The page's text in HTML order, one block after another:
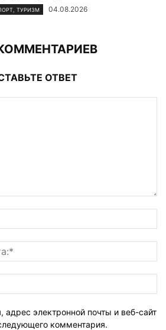
ТУРИЗМ 04.08.2026
ОТВЕТ
адрес электронной почты и веб-сайт
комментария.